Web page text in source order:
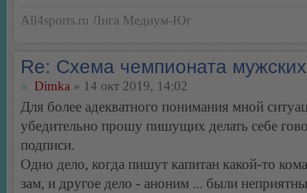
All4sports.ru Лига Медиум-Юг
Re: Схема чемпионата
Dimka » 14 окт 2019, 14:02
Для более адекватного понимания мной
убедительно прошу пишущих делать себе
подписи.
Одно дело, когда пишут капитан какой-то
зам, и другое дело - аноним ... были